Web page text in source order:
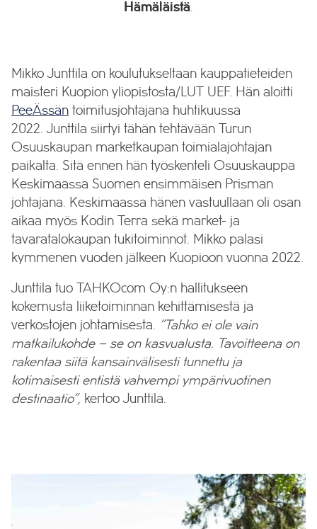
Hämäläistä
Mikko Junttila on koulutukseltaan kauppatieteiden
maisteri Kuopion yliopistosta/LUT UEF. Hän aloitti
PeeÄssän toimitusjohtajana huhtikuussa
2022. Junttila siirtyi tähän tehtävään Turun
Osuuskaupan marketkaupan toimialajohtajan
paikalta. Sitä ennen hän työskenteli Osuuskauppa
Keskimaassa Suomen ensimmäisen Prisman
johtajana. Keskimaassa hänen vastuullaan oli osan
aikaa myös Kodin Terra sekä market- ja
tavaratalokaupan tukitoiminnot. Mikko palasi
kymmenen vuoden jälkeen Kuopioon vuonna 2022.
Junttila tuo TAHKOcom Oy:n hallitukseen
kokemusta liiketoiminnan kehittämisestä ja
verkostojen johtamisesta.
”Tahko ei ole vain
matkailukohde – se on kasvualusta. Tavoitteena on
rakentaa siitä kansainvälisesti tunnettu ja
kotimaisesti entistä vahvempi ympärivuotinen
destinaatio”, kertoo Junttila.